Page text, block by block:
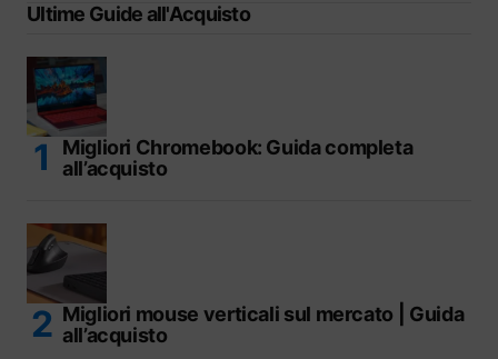
Ultime Guide all'Acquisto
Migliori Chromebook: Guida completa
all’acquisto
Migliori mouse verticali sul mercato | Guida
all’acquisto